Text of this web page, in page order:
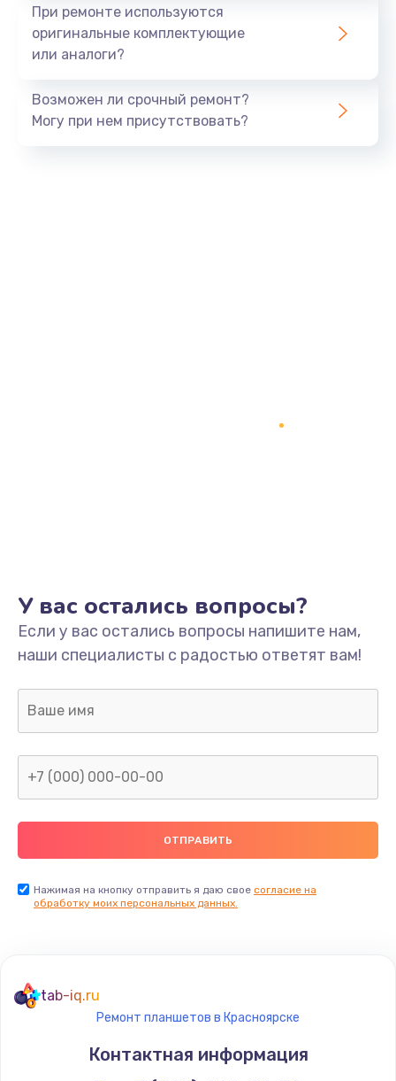
800 руб.
Тюнинг динамиков
Модернизация
2100 руб.
2000 руб.
Ремонт пищалок(твитеров)
900 руб.
Заказать
1795 руб.
При ремонте используются
оригинальные комплектующие
или аналоги?
Возможен ли срочный ремонт?
Могу при нем присутствовать?
У вас остались вопросы?
Если у вас остались вопросы напишите нам,
наши специалисты с радостью ответят вам!
Нажимая на кнопку отправить я даю свое согласие на
обработку моих персональных данных.
tab-iq.ru
Ремонт планшетов в Красноярске
Контактная информация